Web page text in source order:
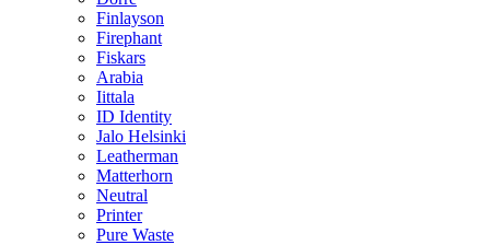
Finlayson
Firephant
Fiskars
Arabia
Iittala
ID Identity
Jalo Helsinki
Leatherman
Matterhorn
Neutral
Printer
Pure Waste